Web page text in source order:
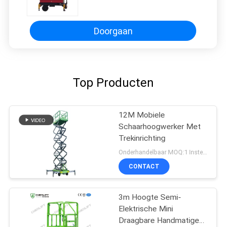
Doorgaan
Top Producten
12M Mobiele
Schaarhoogwerker Met
Trekinrichting
Onderhandelbaar MOQ:1 Instellen
CONTACT
3m Hoogte Semi-
Elektrische Mini
Draagbare Handmatige